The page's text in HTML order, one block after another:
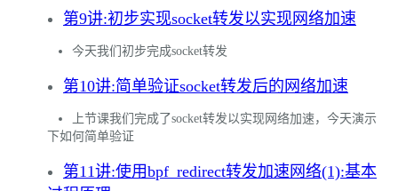
第9讲:初步实现socket转发以实现网络加速
今天我们初步完成socket转发
第10讲:简单验证socket转发后的网络加速
上节课我们完成了socket转发以实现网络加速，今天演示
下如何简单验证
第11讲:使用bpf_redirect转发加速网络(1):基本